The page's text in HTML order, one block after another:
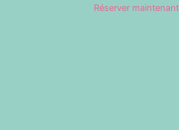
Réserver maintenant